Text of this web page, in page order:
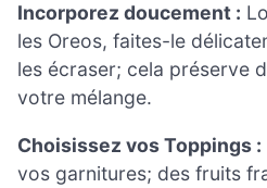
Incorporez doucement :
les Oreos, faites-le
les écraser; cela préserve
votre mélange.
Choisissez vos Toppings :
vos garnitures; des fruits